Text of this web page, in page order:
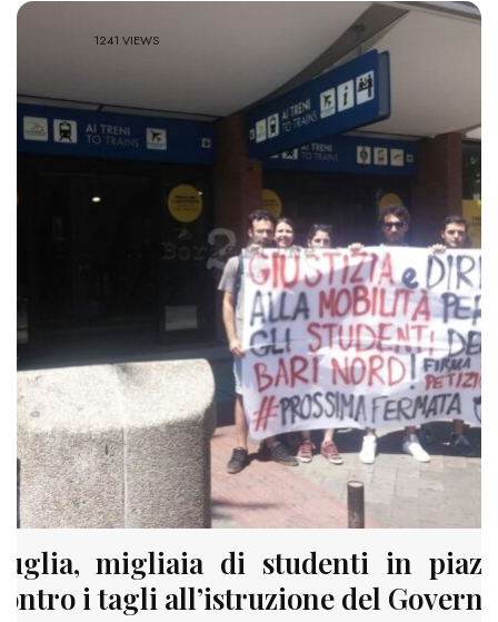
1241 VIEWS
migliaia di studenti in
i tagli all’istruzione del Governo